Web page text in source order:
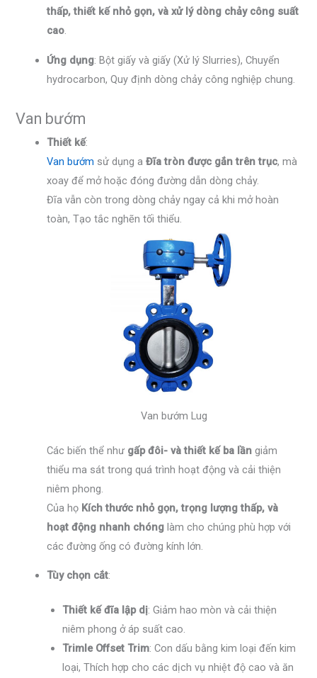
thấp, thiết kế nhỏ gọn, và xử lý dòng chảy công suất
cao.
Ứng dụng: Bột giấy và giấy (Xử lý Slurries), Chuyển
hydrocarbon, Quy định dòng chảy công nghiệp chung.
Van bướm
Thiết kế:
Van bướm sử dụng aĐĩa tròn được gắn trên trục, mà
xoay để mở hoặc đóng đường dẫn dòng chảy.
Đĩa vẫn còn trong dòng chảy ngay cả khi mở hoàn
toàn, Tạo tắc nghẽn tối thiểu.
Van bướm Lug
Các biến thể như gấp đôi- và thiết kế ba lần giảm
thiểu ma sát trong quá trình hoạt động và cải thiện
niêm phong.
Của họ Kích thước nhỏ gọn, trọng lượng thấp, và
hoạt động nhanh chóng làm cho chúng phù hợp với
các đường ống có đường kính lớn.
Tùy chọn cắt:
Thiết kế đĩa lập dị: Giảm hao mòn và cải thiện
niêm phong ở áp suất cao.
Trimle Offset Trim: Con dấu bằng kim loại đến kim
loại, Thích hợp cho các dịch vụ nhiệt độ cao và ăn